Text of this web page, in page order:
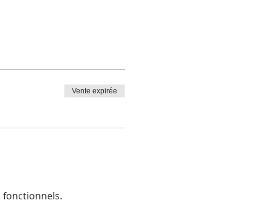
Vente expirée
fonctionnels.